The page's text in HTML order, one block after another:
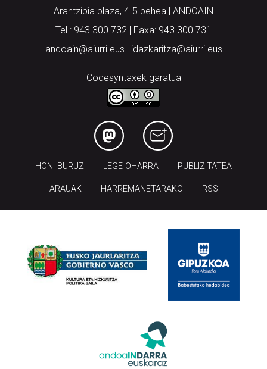
Arantzibia plaza, 4-5 behea | ANDOAIN
Tel.: 943 300 732 | Faxa: 943 300 731
andoain@aiurri.eus | idazkaritza@aiurri.eus
Codesyntaxek garatua
HONI BURUZ LEGE OHARRA PUBLIZITATEA
ARAUAK HARREMANETARAKO RSS